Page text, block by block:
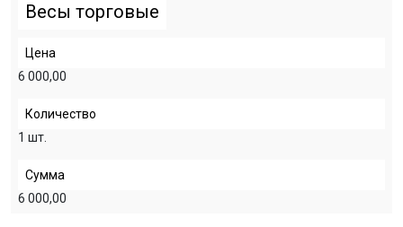
Весы торговые
Цена
6 000,00
Количество
1 шт.
Сумма
6 000,00